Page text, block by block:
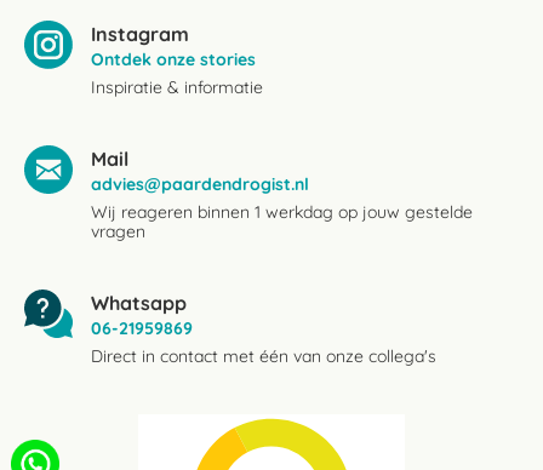
Instagram
Ontdek onze stories
Inspiratie & informatie
Mail
advies@paardendrogist.nl
Wij reageren binnen 1 werkdag op jouw gestelde
vragen
Whatsapp
06-21959869
Direct in contact met één van onze collega's